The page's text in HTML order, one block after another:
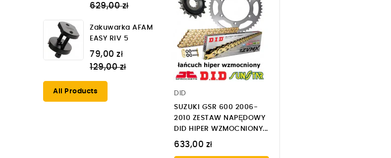
price
629,00 zł
Zakuwarka AFAM
EASY RIV 5
79,00 złRegular
price
129,00 zł
All Products
DID
SUZUKI GSR 600 2006-
2010 ZESTAW NAPĘDOWY
DID HIPER WZMOCNIONY...
633,00 zł